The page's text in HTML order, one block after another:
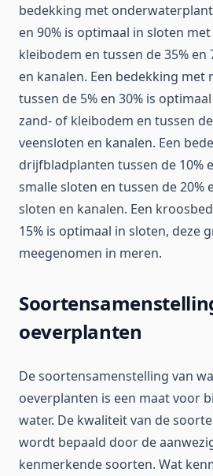
bedekking met
en 90% is optimaal in sloten
kleibodem en tussen de 35% en
en kanalen. Een bedekking met
tussen de 5% en 30% is
zand- of kleibodem en tussen de
veensloten en kanalen. Een
drijfbladplanten tussen de 10%
smalle sloten en tussen de 20%
sloten en kanalen. Een
15% is optimaal in sloten, deze
meegenomen in meren.
oeverplanten
De soortensamenstelling van
oeverplanten is een maat voor
water. De kwaliteit van de
wordt bepaald door de
kenmerkende soorten. Wat